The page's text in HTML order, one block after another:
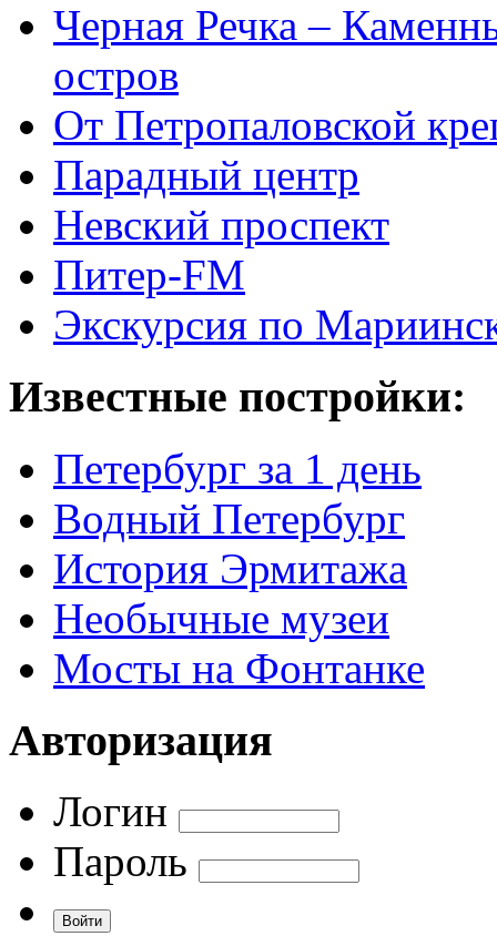
Черная Речка –
остров
От Петропаловской
Парадный центр
Невский проспект
Питер-FM
Экскурсия по
Известные постройки:
Петербург за 1 день
Водный Петербург
История Эрмитажа
Необычные музеи
Мосты на Фонтанке
Авторизация
Логин
Пароль